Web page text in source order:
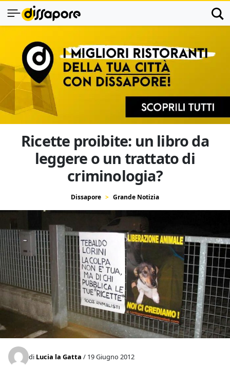
Ricette proibite: un libro da
leggere o un trattato di
criminologia?
Dissapore Grande Notizia
di Lucia la Gatta / 19 Giugno 2012